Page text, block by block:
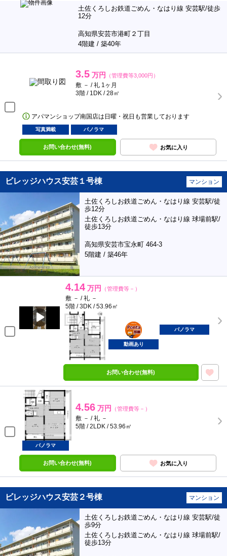
土佐くろしお鉄道ごめん・なはり線 安芸駅/徒歩
12分
高知県安芸市港町２丁目
4階建 / 築40年
3.5 万円 （管理費等3,000円）
敷 － / 礼 1ヶ月
3階 / 1DK / 28㎡
アパマンショップ南国店は日曜・祝日も営業しております
写真満載 パノラマ
お問い合わせ(無料) お気に入り
ビレッジハウス安芸１号棟 マンション
土佐くろしお鉄道ごめん・なはり線 安芸駅/徒
歩12分
土佐くろしお鉄道ごめん・なはり線 球場前駅/
徒歩13分
高知県安芸市宝永町 464-3
5階建 / 築46年
4.14 万円 （管理費等－）
敷 － / 礼 －
5階 / 3DK / 53.96㎡
ポンタ
部屋
パノラマ
動画あり
お問い合わせ(無料)
4.56 万円 （管理費等－）
敷 － / 礼 －
5階 / 2LDK / 53.96㎡
パノラマ
お問い合わせ(無料) お気に入り
ビレッジハウス安芸２号棟 マンション
土佐くろしお鉄道ごめん・なはり線 安芸駅/徒
歩9分
土佐くろしお鉄道ごめん・なはり線 球場前駅/
徒歩13分